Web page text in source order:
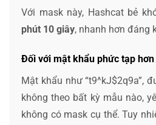
Với mask này, Hashcat bẻ
phút 10 giây, nhanh hơn đáng
Đối với mật khẩu phức tạp hơn
Mật khẩu như “t9^kJ$2q9a”,
không theo bất kỳ mẫu nào,
không có mask cụ thể. Tuy